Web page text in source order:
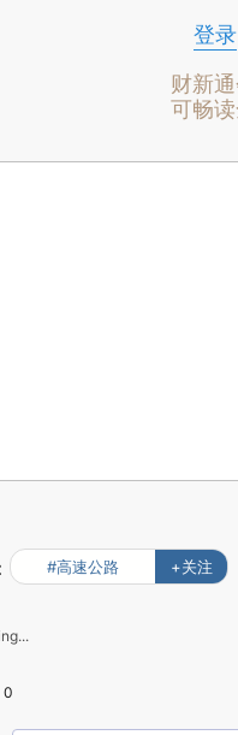
登录
财新
可畅
#高速公路 +关注
0